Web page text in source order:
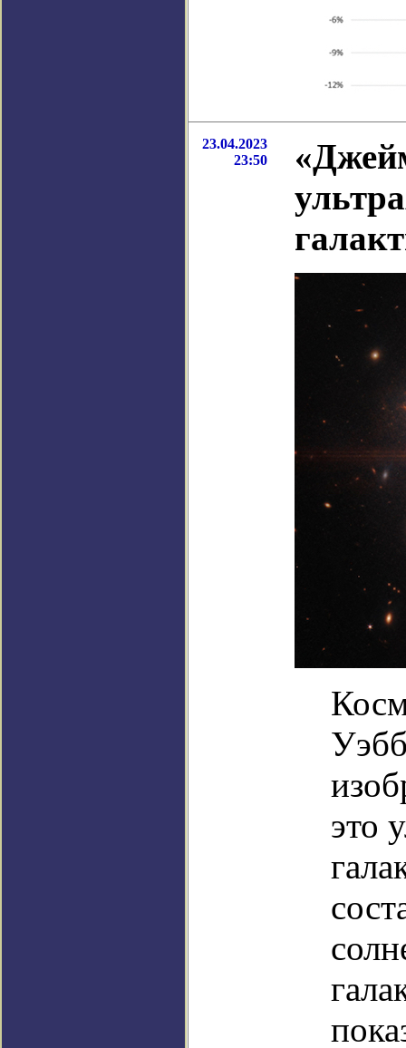
23.04.2023
23:50
это